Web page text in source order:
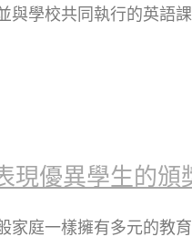
學校共同執行的英語
現優異學生的頒
庭一樣擁有多元的教